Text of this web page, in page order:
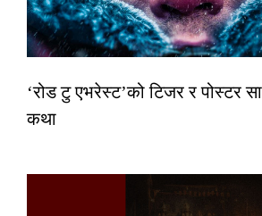
‘रोड टु एभरेस्ट’को टिजर र पोस्टर
कथा